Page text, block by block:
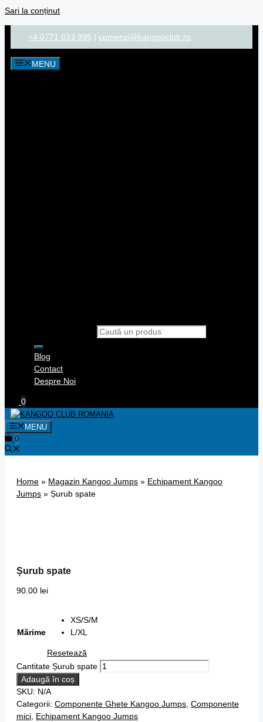
Sari la conținut
+4 0771 033 995 | comenzi@kangooclub.ro
MENU
Blog
Contact
Despre Noi
0
MENU
0
Home » Magazin Kangoo Jumps » Echipament Kangoo
Jumps » Șurub spate
Șurub spate
90.00 lei
Mărime
XS/S/M
L/XL
Resetează
Cantitate Șurub spate
Adaugă în coș
SKU: N/A
Categorii: Componente Ghete Kangoo Jumps, Componente
mici, Echipament Kangoo Jumps